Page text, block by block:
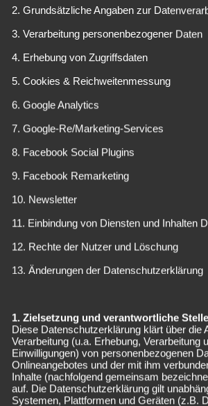
einiger internationales Klubs auf sich.
Hier galt bislang der VfL Wolfsburg als
Auge auf den Norweger geworfen haben.
zeigt
di Marzio soll Jens Petter Hauge vom AC
Flügelspieler könnte als Ersatz für den
welcher seit geraumer Zeit von
bis 2025. In der vergangenen Saison
Sein Marktwert beläuft sich auf rund
Mercato Web“ eine Ablöse in Höhe
Transfer gegenüber allerdings nicht
den Klub verlassen, sofern Frankfurt
2. Grundsätzliche Angaben zur
3. Verarbeitung personenbezogener Daten
4. Erhebung von Zugriffsdaten
5. Cookies & Reichweitenmessung
6. Google Analytics
7. Google-Re/Marketing-Services
8. Facebook Social Plugins
9. Facebook Remarketing
10. Newsletter
11. Einbindung von Diensten und Inhalten
12. Rechte der Nutzer und Löschung
13. Änderungen der Datenschutzerklärung
1. Zielsetzung und verantwortliche Stelle
Diese Datenschutzerklärung klärt über die
Verarbeitung (u.a. Erhebung, Verarbeitung
Einwilligungen) von personenbezogenen
Onlineangebotes und der mit ihm
Inhalte (nachfolgend gemeinsam
auf. Die Datenschutzerklärung gilt
Systemen, Plattformen und Geräten (z.B.